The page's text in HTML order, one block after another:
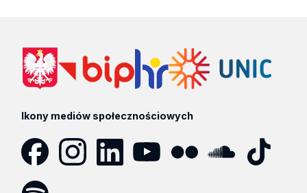
Ikony mediów społecznościowych